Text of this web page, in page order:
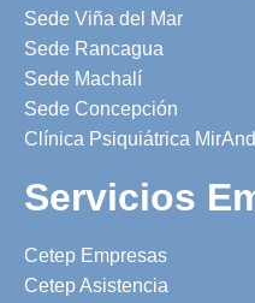
Sede Viña del Mar
Sede Rancagua
Sede Machalí
Sede Concepción
Clínica Psiquiátrica
Servicios
Cetep Empresas
Cetep Asistencia